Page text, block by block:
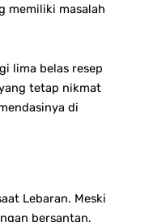
memiliki masalah
lima belas resep
tetap nikmat
di
Lebaran. Meski
bersantan,